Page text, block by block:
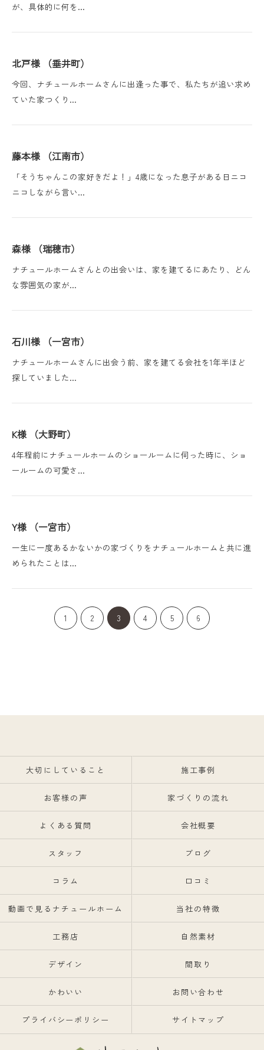
が、具体的に何を…
北戸様 （垂井町）
今回、ナチュールホームさんに出逢った事で、私たちが追い求め
ていた家つくり…
藤本様 （江南市）
「そうちゃんこの家好きだよ！」4歳になった息子がある日ニコ
ニコしながら言い…
森様 （瑞穂市）
ナチュールホームさんとの出会いは、家を建てるにあたり、どん
な雰囲気の家が…
石川様 （一宮市）
ナチュールホームさんに出会う前、家を建てる会社を1年半ほど
探していました…
K様 （大野町）
4年程前にナチュールホームのショールームに伺った時に、ショ
ールームの可愛さ…
Y様 （一宮市）
一生に一度あるかないかの家づくりをナチュールホームと共に進
められたことは…
1 2 3 4 5 6
大切にしていること 施工事例
お客様の声 家づくりの流れ
よくある質問 会社概要
スタッフ ブログ
コラム 口コミ
動画で見るナチュールホーム 当社の特徴
工務店 自然素材
デザイン 間取り
かわいい お問い合わせ
プライバシーポリシー サイトマップ